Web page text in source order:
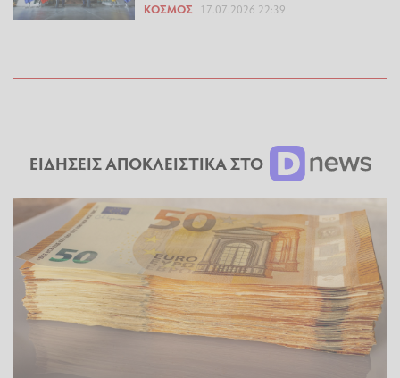
ΚΌΣΜΟΣ 17.07.2026 22:39
ΕΙΔΗΣΕΙΣ ΑΠΟΚΛΕΙΣΤΙΚΑ ΣΤΟ